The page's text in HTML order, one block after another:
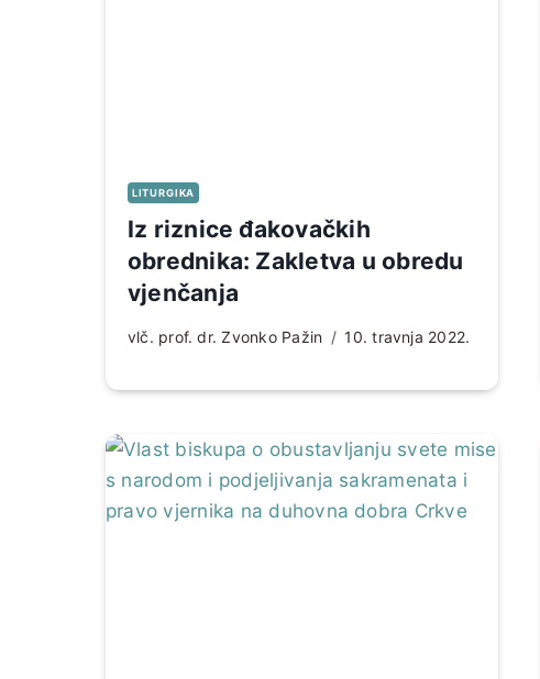
LITURGIKA
Iz riznice đakovačkih
obrednika: Zakletva u obredu
vjenčanja
vlč. prof. dr. Zvonko Pažin 10. travnja 2022.